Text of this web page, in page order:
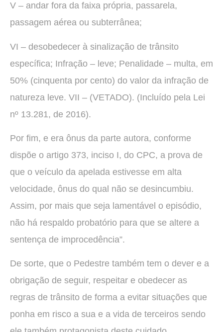
V – andar fora da faixa própria, passarela,
passagem aérea ou subterrânea;
VI – desobedecer à sinalização de trânsito
específica; Infração – leve; Penalidade – multa, em
50% (cinquenta por cento) do valor da infração de
natureza leve. VII – (VETADO). (Incluído pela Lei
nº 13.281, de 2016).
Por fim, e era ônus da parte autora, conforme
dispõe o artigo 373, inciso I, do CPC, a prova de
que o veículo da apelada estivesse em alta
velocidade, ônus do qual não se desincumbiu.
Assim, por mais que seja lamentável o episódio,
não há respaldo probatório para que se altere a
sentença de improcedência”.
De sorte, que o Pedestre também tem o dever e a
obrigação de seguir, respeitar e obedecer as
regras de trânsito de forma a evitar situações que
ponha em risco a sua e a vida de terceiros sendo